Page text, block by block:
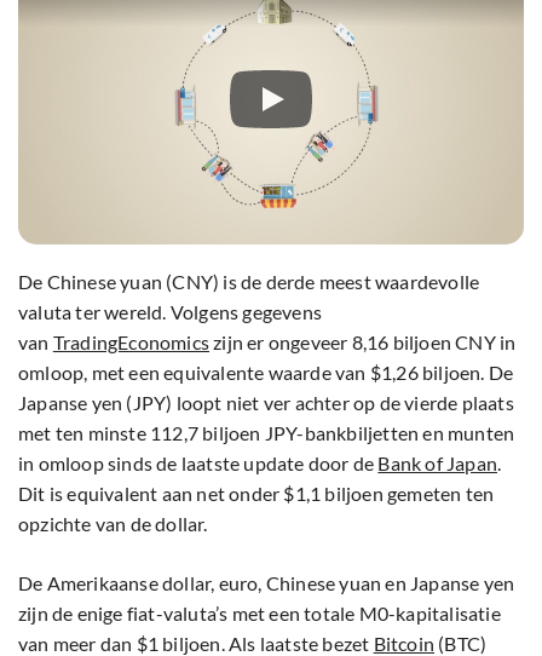
De Chinese yuan (CNY) is de derde meest waardevolle
valuta ter wereld. Volgens gegevens
van TradingEconomicszijn er ongeveer 8,16 biljoen CNY in
omloop, met een equivalente waarde van $1,26 biljoen. De
Japanse yen (JPY) loopt niet ver achter op de vierde plaats
met ten minste 112,7 biljoen JPY-bankbiljetten en munten
in omloop sinds de laatste update door de Bank of Japan.
Dit is equivalent aan net onder $1,1 biljoen gemeten ten
opzichte van de dollar.
De Amerikaanse dollar, euro, Chinese yuan en Japanse yen
zijn de enige fiat-valuta’s met een totale M0-kapitalisatie
van meer dan $1 biljoen. Als laatste bezet Bitcoin (BTC)